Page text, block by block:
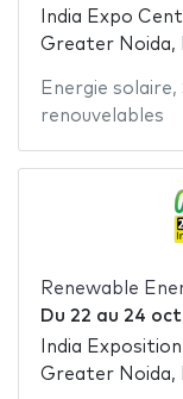
India Expo
Greater Noida,
Energie solaire,
renouvelables
Renewable
Du 22 au 24
India
Greater Noida,